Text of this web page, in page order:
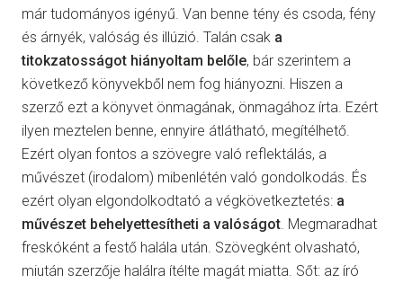
már tudományos igényű. Van benne tény és csoda, fény
és árnyék, valóság és illúzió. Talán csak a
titokzatosságot hiányoltam belőle, bár szerintem a
következő könyvekből nem fog hiányozni. Hiszen a
szerző ezt a könyvet önmagának, önmagához írta. Ezért
ilyen meztelen benne, ennyire átlátható, megítélhető.
Ezért olyan fontos a szövegre való reflektálás, a
művészet (irodalom) mibenlétén való gondolkodás. És
ezért olyan elgondolkodtató a végkövetkeztetés: a
művészet behelyettesítheti a valóságot . Megmaradhat
freskóként a festő halála után. Szövegként olvasható,
miután szerzője halálra ítélte magát miatta. Sőt: az író